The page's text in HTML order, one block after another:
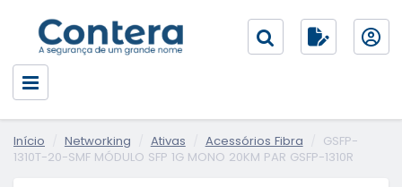
Início Networking Ativas Acessórios Fibra
GSFP-
1310T-20-SMF MÓDULO SFP 1G MONO 20KM PAR GSFP-1310R